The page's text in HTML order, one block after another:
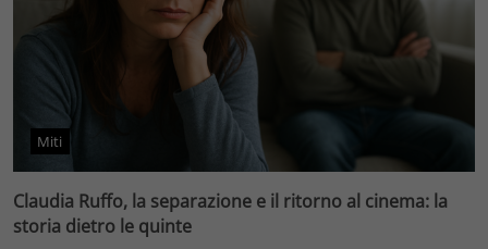
Miti
Claudia Ruffo, la separazione e il ritorno al cinema: la
storia dietro le quinte